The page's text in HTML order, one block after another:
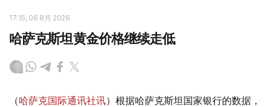
17:15, 06 8月 2026
哈萨克斯坦黄金价格继续走低
（哈萨克国际通讯社讯）根据哈萨克斯坦国家银行的数据，